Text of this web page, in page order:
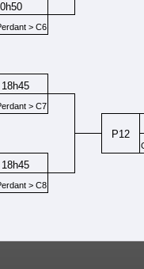
> C6
> C7
P12
> C8